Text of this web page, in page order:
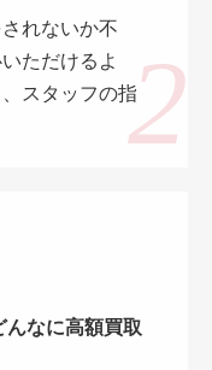
れないか不
ただけるよ
スタッフの指
なに高額買取